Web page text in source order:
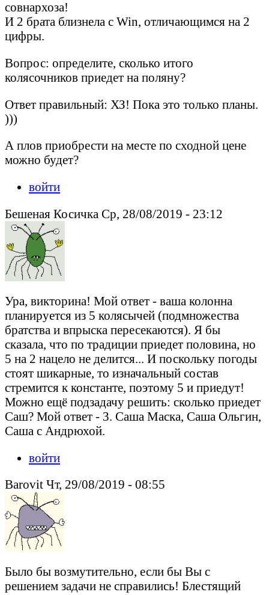
совнархоза!
И 2 брата близнела с Win, отличающимся на 2
цифры.
Вопрос: определите, сколько итого
колясочников приедет на поляну?
Ответ правильный: ХЗ! Пока это только планы.
)))
А плов приобрести на месте по сходной цене
можно будет?
войти
Бешеная Косичка Ср, 28/08/2019 - 23:12
Ура, викторина! Мой ответ - ваша колонна
планируется из 5 колясычей (подмножества
братства и впрыска пересекаются). Я бы
сказала, что по традиции приедет половина, но
5 на 2 нацело не делится... И поскольку погоды
стоят шикарные, то изначальный состав
стремится к константе, поэтому 5 и приедут!
Можно ещё подзадачу решить: сколько приедет
Саш? Мой ответ - 3. Саша Маска, Саша Ольгин,
Саша с Андрюхой.
войти
Barovit Чт, 29/08/2019 - 08:55
Было бы возмутительно, если бы Вы с
решением задачи не справились! Блестящий